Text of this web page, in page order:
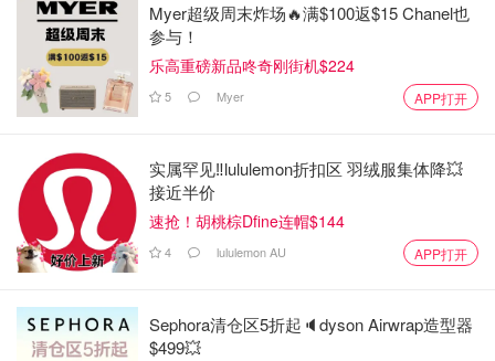
Myer超级周末炸场🔥满$100返$15 Chanel也
参与！
乐高重磅新品咚奇刚街机$224
5 Myer APP打开
实属罕见‼️lululemon折扣区 羽绒服集体降💥
接近半价
速抢！胡桃棕Dfine连帽$144
4 lululemon AU APP打开
Sephora清仓区5折起🔈dyson Airwrap造型器
$499💥